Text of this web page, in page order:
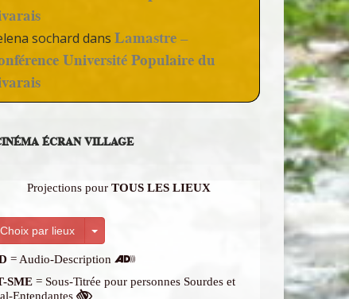
sochard dansLamastre –
Université Populaire du
ÉCRAN VILLAGE